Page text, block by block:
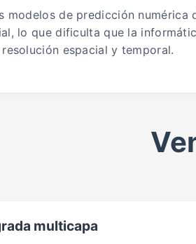
modelos de predicción numérica
lo que dificulta que la
espacial y temporal.
multicapa